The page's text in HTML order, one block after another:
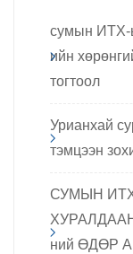
сумын ИТХ-
ийн
тогтоол
Урианхай
тэмцээн
СУМЫН
ХУРАЛДААН
ний ӨДӨР